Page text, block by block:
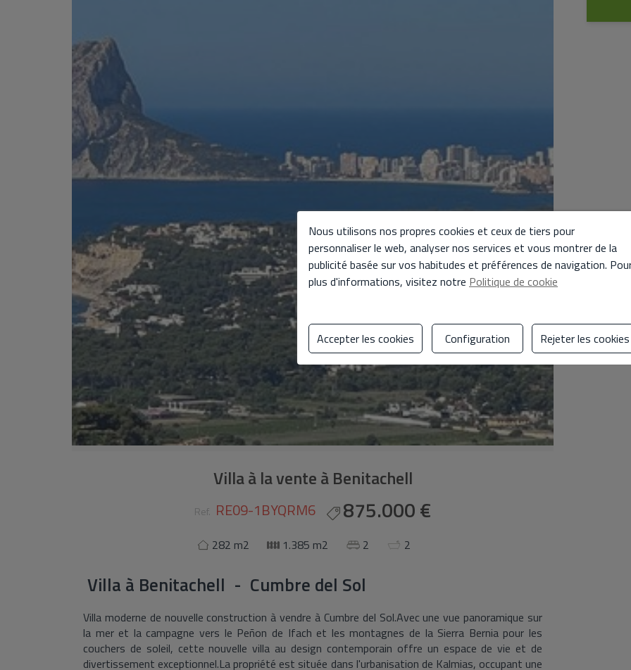
Villa à la vente à Benitachell
Ref. RE09-1BYQRM6 875.000 €
282 m2 1.385 m2 2 2
Villa à Benitachell - Cumbre del Sol
Villa moderne de nouvelle construction à vendre à Cumbre del Sol.Avec une vue panoramique sur
la mer et la campagne vers le Peñon de Ifach et les montagnes de la Sierra Bernia pour les
couchers de soleil, cette nouvelle villa au design contemporain offre un espace de vie et de
divertissement exceptionnel.La propriété est située dans l'urbanisation de Kalmias, occupant une
Nous utilisons nos propres cookies et ceux de tiers pour
personnaliser le web, analyser nos services et vous montrer de la
publicité basée sur vos habitudes et préférences de navigation.
plus d'informations, visitez notre Politique de cookie
Accepter les cookies Configuration Rejeter les cookies